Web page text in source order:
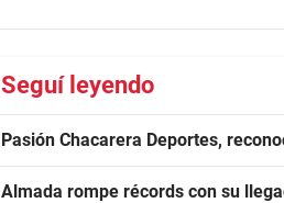
Seguí leyendo
Pasión Chacarera Deportes,
Almada rompe récords con su